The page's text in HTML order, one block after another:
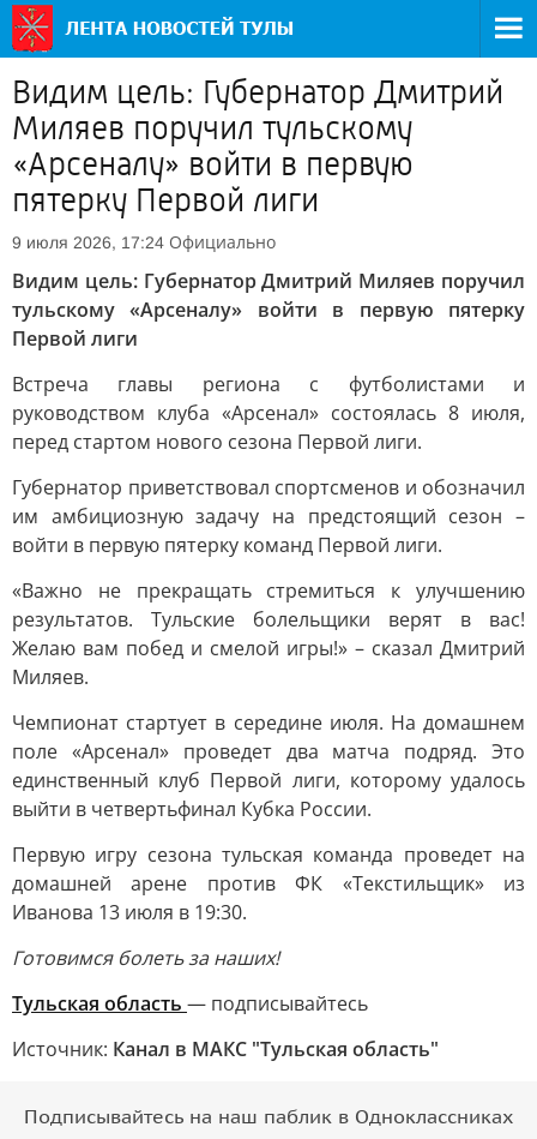
Видим цель: Губернатор Дмитрий
Миляев поручил тульскому
«Арсеналу» войти в первую
пятерку Первой лиги
9 июля 2026, 17:24 Официально
Видим цель: Губернатор Дмитрий Миляев поручил
тульскому «Арсеналу» войти в первую пятерку
Первой лиги
Встреча главы региона с футболистами и
руководством клуба «Арсенал» состоялась 8 июля,
перед стартом нового сезона Первой лиги.
Губернатор приветствовал спортсменов и обозначил
им амбициозную задачу на предстоящий сезон –
войти в первую пятерку команд Первой лиги.
«Важно не прекращать стремиться к улучшению
результатов. Тульские болельщики верят в вас!
Желаю вам побед и смелой игры!» – сказал Дмитрий
Миляев.
Чемпионат стартует в середине июля. На домашнем
поле «Арсенал» проведет два матча подряд. Это
единственный клуб Первой лиги, которому удалось
выйти в четвертьфинал Кубка России.
Первую игру сезона тульская команда проведет на
домашней арене против ФК «Текстильщик» из
Иванова 13 июля в 19:30.
Готовимся болеть за наших!
Тульская область — подписывайтесь
Источник: Канал в МАКС "Тульская область"
Подписывайтесь на наш паблик в Одноклассниках